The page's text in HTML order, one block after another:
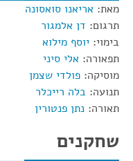
מאת: אריאנו סואסונה
תרגום: דן אלמגור
בימוי: יוסף מילוא
תפאורה: אלי סיני
מוסיקה: פולדי שצמן
תנועה: בלה רייכלר
תאורה: נתן פנטורין
שחקנים